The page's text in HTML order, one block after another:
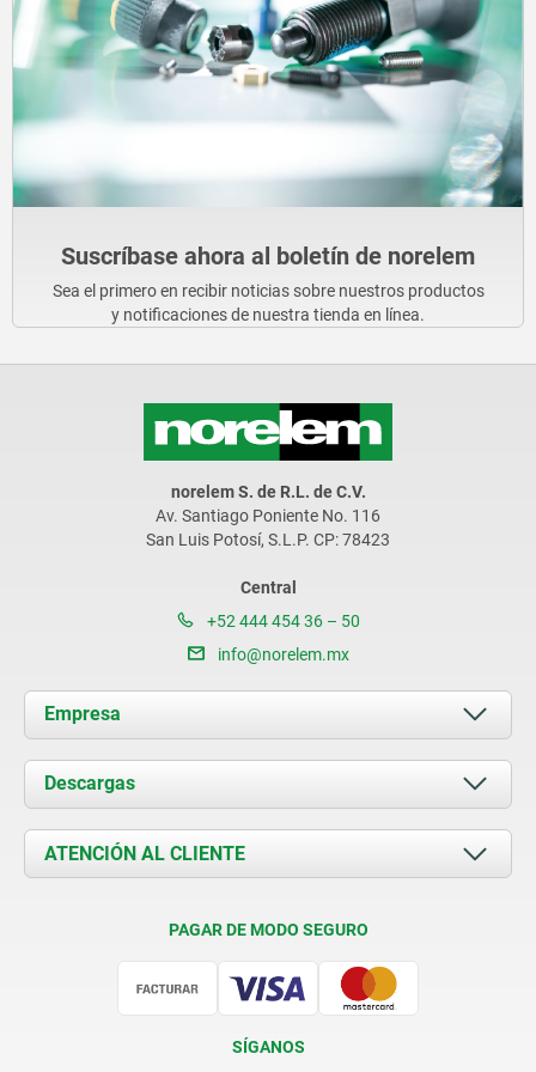
Suscríbase ahora al boletín de norelem
Sea el primero en recibir noticias sobre nuestros productos
y notificaciones de nuestra tienda en línea.
norelem S. de R.L. de C.V.
Av. Santiago Poniente No. 116
San Luis Potosí, S.L.P. CP: 78423
Central
+52 444 454 36 – 50
info@norelem.mx
Empresa
Acerca de nosotros
Novedades
Contacto
Descargas
Documents
ATENCIÓN AL CLIENTE
PAGAR DE MODO SEGURO
SÍGANOS